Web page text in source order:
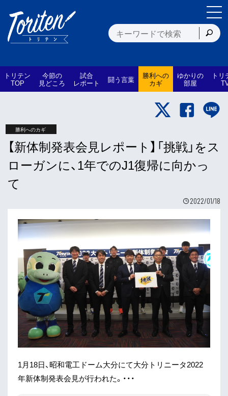
トリテン
TOP
今節の
見どころ
試合
レポート 闘う言葉 勝利への
カギ
ゆかりの
部屋
トリ
勝利へのカギ
【新体制発表会見レポート】「挑戦」をス
ローガンに、1年でのJ1復帰に向かっ
て
2022/01/18
1月18日、昭和電工ドーム大分にて大分トリニータ2022
年新体制発表会見が行われた。・・・